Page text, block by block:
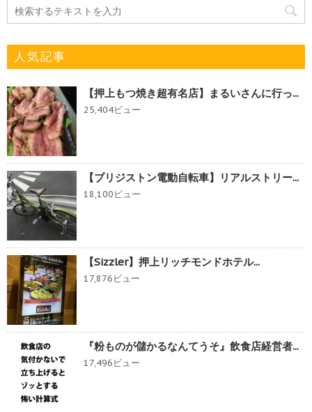
人気記事
【押上もつ焼き超有名店】まるいさんに行っ...
25,404ビュー
【ブリジストン電動自転車】リアルストリー...
18,100ビュー
【Sizzler】押上リッチモンドホテル...
17,876ビュー
『粉ものが儲かるなんてうそ』飲食店経営者...
17,496ビュー